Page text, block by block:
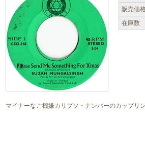
販売価
在庫数
マイナーなご機嫌カリプソ・ナンバーのカップリ